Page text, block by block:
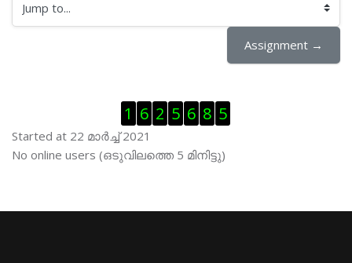
Jump to...
Assignment →
1 6 2 5 6 8 5
Started at 22 മാര്‍ച്ച് 2021
Skip ഓണ്‍ലയിന്‍ ഉപഭൊക്താക്കള്‍
No online users (ഒടുവിലത്തെ 5 മിനിട്ടു)